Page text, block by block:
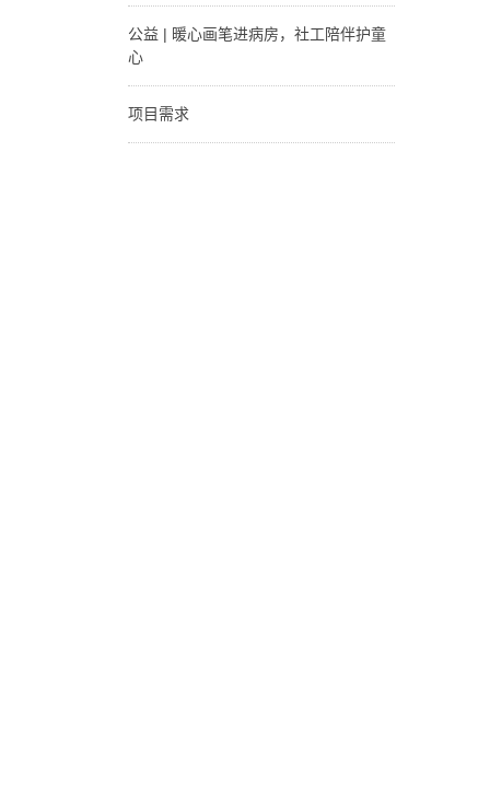
中持续升级硬核实力，
构建起覆盖呼吸、消化
解决大问题，为全省...
6月19日，长春新民大
街化身为一场别开生面
康素养融入趣味闯关，
查、专家义诊、互动游
公益 | 暖心画笔进病房，社工陪伴护童
心
2026年6月起，长春市
项目需求
项目需求一、项目范围